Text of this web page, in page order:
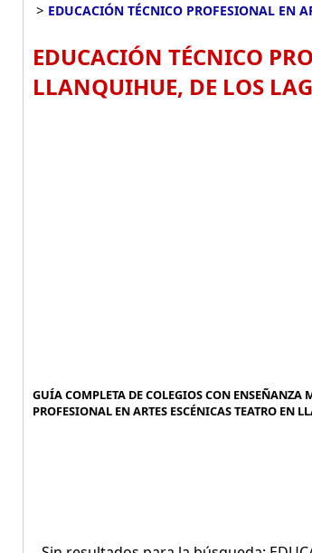
> EDUCACIÓN TÉCNICO PROFESIONAL EN
EDUCACIÓN TÉCNICO
LLANQUIHUE, DE LOS
GUÍA COMPLETA DE COLEGIOS CON ENSEÑANZA
PROFESIONAL EN ARTES ESCÉNICAS TEATRO EN